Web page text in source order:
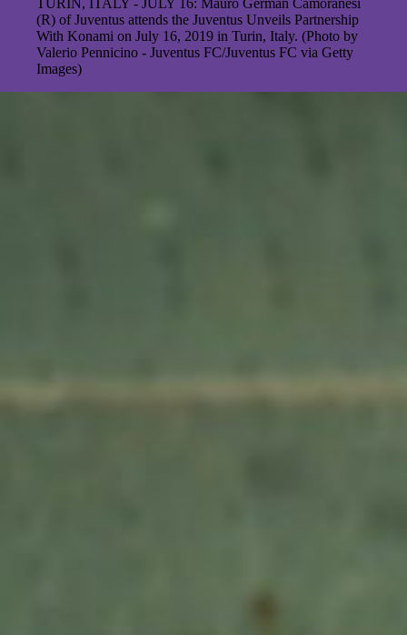
TURIN, ITALY - JULY 16: Mauro German Camoranesi
(R) of Juventus attends the Juventus Unveils Partnership
With Konami on July 16, 2019 in Turin, Italy. (Photo by
Valerio Pennicino - Juventus FC/Juventus FC via Getty
Images)